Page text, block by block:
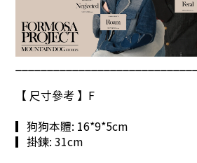
【 尺寸參考 】F
▎狗狗本體: 16*9*5cm
▎ 掛鍊: 31cm